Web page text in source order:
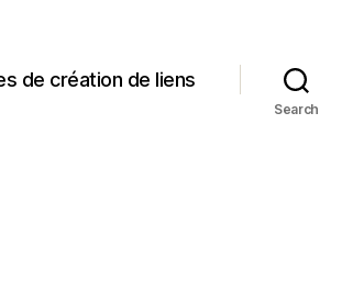
de création de liens
Search